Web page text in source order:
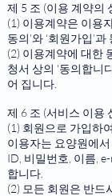
제 5 조 (이용 계약의
(1) 이용계약은 이용
동의’와 ‘회원가입’
(2) 이용계약에 대한
청서 상의 '동의합니
어 집니다.
제 6 조 (서비스 이용
(1) 회원으로 가입하
이용자는 요양원에
ID, 비밀번호, 이름,
합니다.
(2) 모든 회원은 반드